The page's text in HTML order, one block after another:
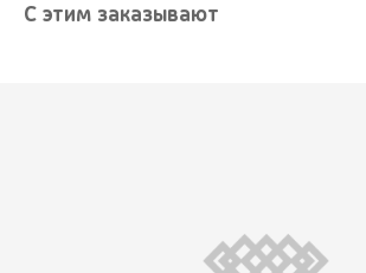
С этим заказывают